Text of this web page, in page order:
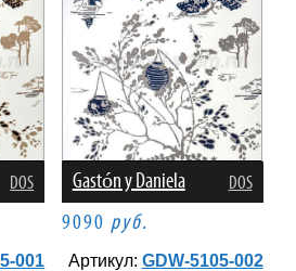
DOS
001
Gastón y Daniela DOS
9090 руб.
Артикул: GDW-5105-002